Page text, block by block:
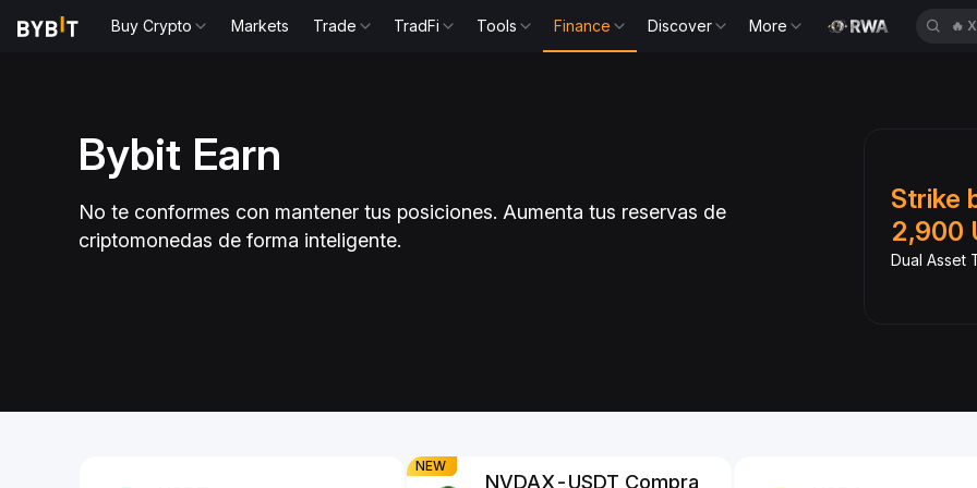
Buy Crypto Markets Trade TradFi Tools Finance Discover More 🔥
Bybit Earn
No te conformes con mantener tus posiciones. Aumenta tus reservas de
criptomonedas de forma inteligente.
APR de
y consigue
Mantén USDtb y gana un
3.40% de APR
Strike
2,900
Dual Asset
NEW
NVDAX-USDT Compra